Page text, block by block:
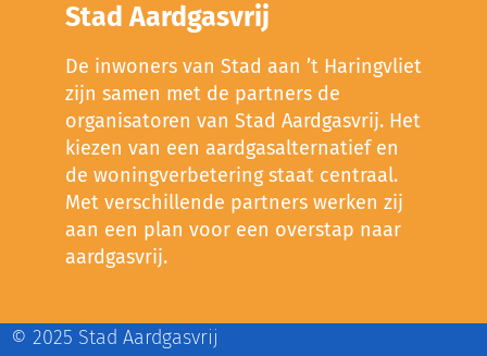
Stad Aardgasvrij
De inwoners van Stad aan ’t Haringvliet
zijn samen met de partners de
organisatoren van Stad Aardgasvrij. Het
kiezen van een aardgasalternatief en
de woningverbetering staat centraal.
Met verschillende partners werken zij
aan een plan voor een overstap naar
aardgasvrij.
© 2025 Stad Aardgasvrij